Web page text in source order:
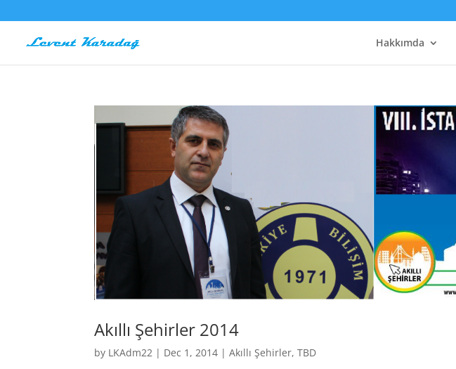
Hakkımda
Akıllı Şehirler 2014
by LKAdm22 | Dec 1, 2014 |Akıllı Şehirler,TBD